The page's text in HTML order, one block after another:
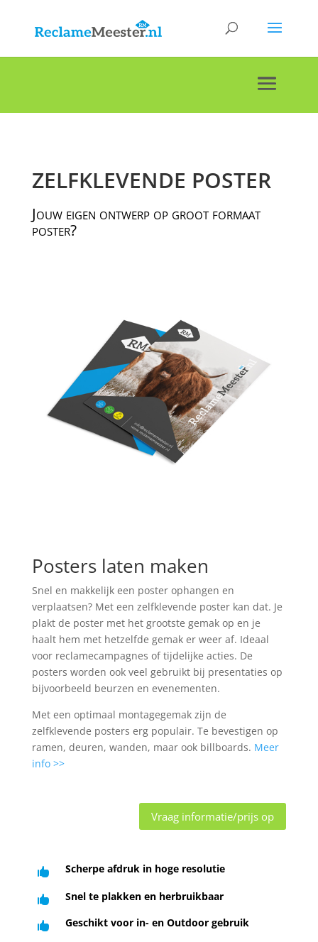
ZELFKLEVENDE POSTER
Jouw eigen ontwerp op groot formaat
poster?
Posters laten maken
Snel en makkelijk een poster ophangen en
verplaatsen? Met een zelfklevende poster kan dat. Je
plakt de poster met het grootste gemak op en je
haalt hem met hetzelfde gemak er weer af. Ideaal
voor reclamecampagnes of tijdelijke acties. De
posters worden ook veel gebruikt bij presentaties op
bijvoorbeeld beurzen en evenementen.
Met een optimaal montagegemak zijn de
zelfklevende posters erg populair. Te bevestigen op
ramen, deuren, wanden, maar ook billboards. Meer
info >>
Vraag informatie/prijs op
 Scherpe afdruk in hoge resolutie
 Snel te plakken en herbruikbaar
 Geschikt voor in- en Outdoor gebruik